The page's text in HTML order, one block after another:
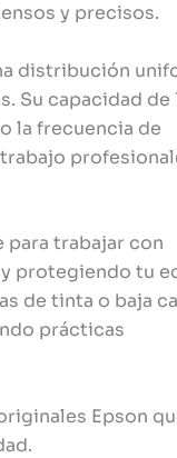
y precisos.
distribución
Su capacidad de
la frecuencia de
para trabajar con
protegiendo tu
de tinta o baja
prácticas
Epson